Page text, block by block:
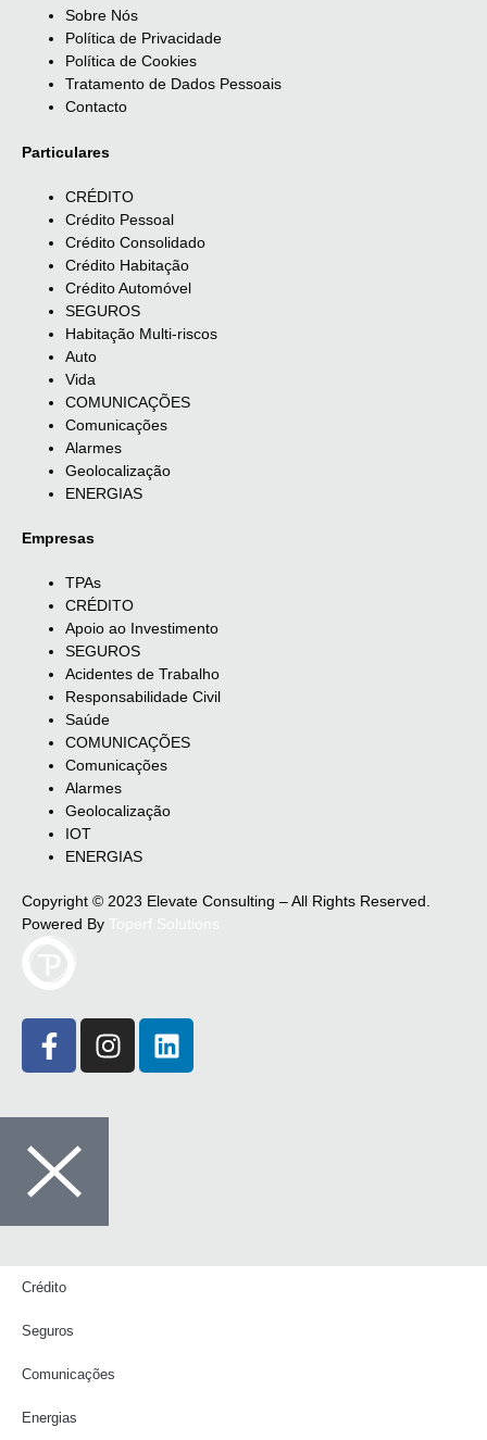
Sobre Nós
Política de Privacidade
Política de Cookies
Tratamento de Dados Pessoais
Contacto
Particulares
CRÉDITO
Crédito Pessoal
Crédito Consolidado
Crédito Habitação
Crédito Automóvel
SEGUROS
Habitação Multi-riscos
Auto
Vida
COMUNICAÇÕES
Comunicações
Alarmes
Geolocalização
ENERGIAS
Empresas
TPAs
CRÉDITO
Apoio ao Investimento
SEGUROS
Acidentes de Trabalho
Responsabilidade Civil
Saúde
COMUNICAÇÕES
Comunicações
Alarmes
Geolocalização
IOT
ENERGIAS
Copyright © 2023 Elevate Consulting – All Rights Reserved.
Powered By
Crédito
Seguros
Comunicações
Energias